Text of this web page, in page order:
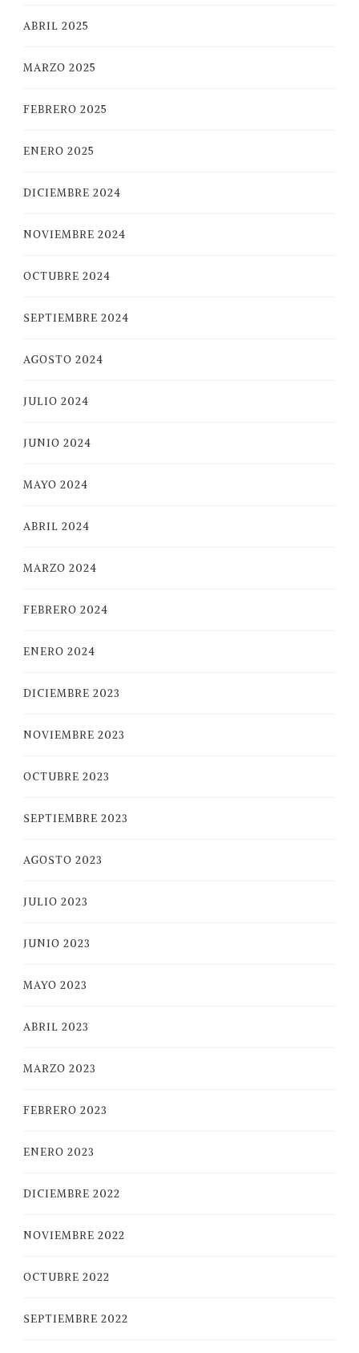
ABRIL 2025
MARZO 2025
FEBRERO 2025
ENERO 2025
DICIEMBRE 2024
NOVIEMBRE 2024
OCTUBRE 2024
SEPTIEMBRE 2024
AGOSTO 2024
JULIO 2024
JUNIO 2024
MAYO 2024
ABRIL 2024
MARZO 2024
FEBRERO 2024
ENERO 2024
DICIEMBRE 2023
NOVIEMBRE 2023
OCTUBRE 2023
SEPTIEMBRE 2023
AGOSTO 2023
JULIO 2023
JUNIO 2023
MAYO 2023
ABRIL 2023
MARZO 2023
FEBRERO 2023
ENERO 2023
DICIEMBRE 2022
NOVIEMBRE 2022
OCTUBRE 2022
SEPTIEMBRE 2022